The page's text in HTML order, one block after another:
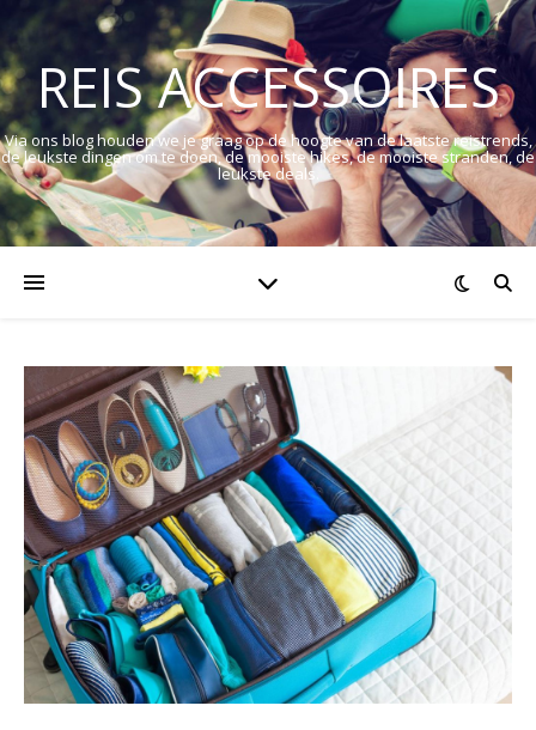
REIS ACCESSOIRES
Via ons blog houden we je graag op de hoogte van de laatste reistrends,
de leukste dingen om te doen, de mooiste hikes, de mooiste stranden, de
leukste deals.